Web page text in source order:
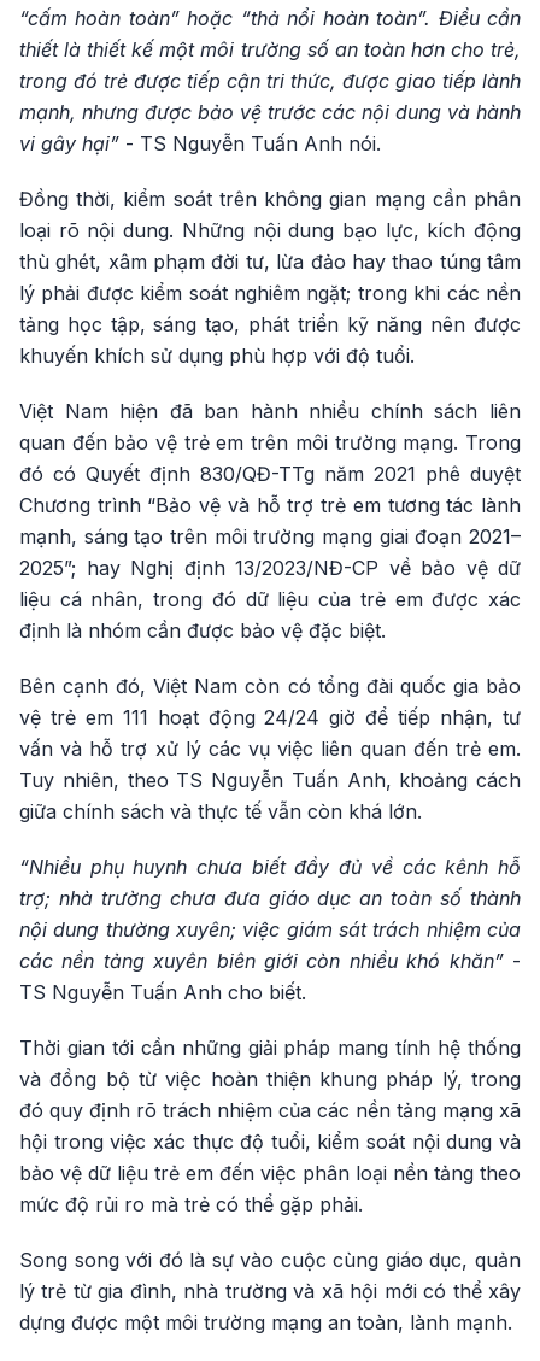
“cấm hoàn toàn” hoặc “thả nổi hoàn toàn”. Điều cần
thiết là thiết kế một môi trường số an toàn hơn cho trẻ,
trong đó trẻ được tiếp cận tri thức, được giao tiếp lành
mạnh, nhưng được bảo vệ trước các nội dung và hành
vi gây hại” - TS Nguyễn Tuấn Anh nói.
Đồng thời, kiểm soát trên không gian mạng cần phân
loại rõ nội dung. Những nội dung bạo lực, kích động
thù ghét, xâm phạm đời tư, lừa đảo hay thao túng tâm
lý phải được kiểm soát nghiêm ngặt; trong khi các nền
tảng học tập, sáng tạo, phát triển kỹ năng nên được
khuyến khích sử dụng phù hợp với độ tuổi.
Việt Nam hiện đã ban hành nhiều chính sách liên
quan đến bảo vệ trẻ em trên môi trường mạng. Trong
đó có Quyết định 830/QĐ-TTg năm 2021 phê duyệt
Chương trình “Bảo vệ và hỗ trợ trẻ em tương tác lành
mạnh, sáng tạo trên môi trường mạng giai đoạn 2021–
2025”; hay Nghị định 13/2023/NĐ-CP về bảo vệ dữ
liệu cá nhân, trong đó dữ liệu của trẻ em được xác
định là nhóm cần được bảo vệ đặc biệt.
Bên cạnh đó, Việt Nam còn có tổng đài quốc gia bảo
vệ trẻ em 111 hoạt động 24/24 giờ để tiếp nhận, tư
vấn và hỗ trợ xử lý các vụ việc liên quan đến trẻ em.
Tuy nhiên, theo TS Nguyễn Tuấn Anh, khoảng cách
giữa chính sách và thực tế vẫn còn khá lớn.
“Nhiều phụ huynh chưa biết đầy đủ về các kênh hỗ
trợ; nhà trường chưa đưa giáo dục an toàn số thành
nội dung thường xuyên; việc giám sát trách nhiệm của
các nền tảng xuyên biên giới còn nhiều khó khăn” -
TS Nguyễn Tuấn Anh cho biết.
Thời gian tới cần những giải pháp mang tính hệ thống
và đồng bộ từ việc hoàn thiện khung pháp lý, trong
đó quy định rõ trách nhiệm của các nền tảng mạng xã
hội trong việc xác thực độ tuổi, kiểm soát nội dung và
bảo vệ dữ liệu trẻ em đến việc phân loại nền tảng theo
mức độ rủi ro mà trẻ có thể gặp phải.
Song song với đó là sự vào cuộc cùng giáo dục, quản
lý trẻ từ gia đình, nhà trường và xã hội mới có thể xây
dựng được một môi trường mạng an toàn, lành mạnh.